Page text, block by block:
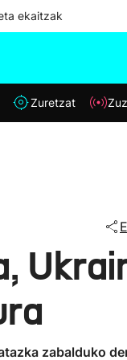
ekaitzak
Zuretzat
zabalduko